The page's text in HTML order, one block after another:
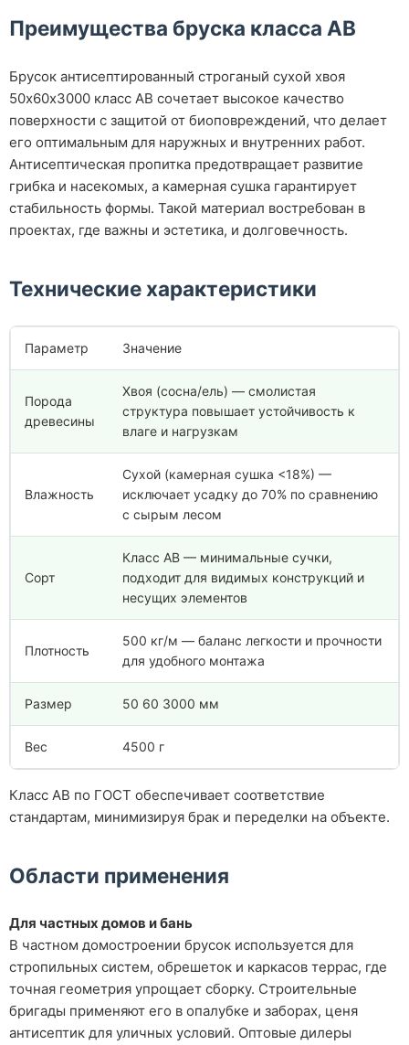
Преимущества бруска класса АВ
Брусок антисептированный строганый сухой хвоя
50х60х3000 класс АВ сочетает высокое качество
поверхности с защитой от биоповреждений, что делает
его оптимальным для наружных и внутренних работ.
Антисептическая пропитка предотвращает развитие
грибка и насекомых, а камерная сушка гарантирует
стабильность формы. Такой материал востребован в
проектах, где важны и эстетика, и долговечность.
Технические характеристики
Параметр Значение
Порода
древесины
Хвоя (сосна/ель) — смолистая
структура повышает устойчивость к
влаге и нагрузкам
Влажность
Сухой (камерная сушка <18%) —
исключает усадку до 70% по сравнению
с сырым лесом
Сорт
Класс АВ — минимальные сучки,
подходит для видимых конструкций и
несущих элементов
Плотность
500 кг/м — баланс легкости и прочности
для удобного монтажа
Размер 50 60 3000 мм
Вес 4500 г
Класс АВ по ГОСТ обеспечивает соответствие
стандартам, минимизируя брак и переделки на объекте.
Области применения
Для частных домов и бань
В частном домостроении брусок используется для
стропильных систем, обрешеток и каркасов террас, где
точная геометрия упрощает сборку. Строительные
бригады применяют его в опалубке и заборах, ценя
антисептик для уличных условий. Оптовые дилеры